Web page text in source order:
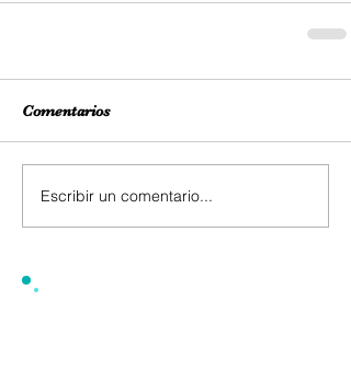
Comentarios
Escribir un comentario...